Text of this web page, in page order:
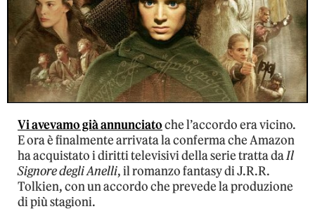
Vi avevamo già annunciatoche l’accordo era vicino.
E ora è finalmente arrivata la conferma che Amazon
ha acquistato i diritti televisivi della serie tratta daIl
Signore degli Anelli, il romanzo fantasy di J.R.R.
Tolkien, con un accordo che prevede la produzione
di più stagioni.